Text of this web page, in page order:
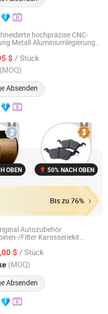
hochpräzise CNC-
Metall Aluminiumlegierung
$ / Stück
(MOQ)
Absenden
Seit 2021
OBEN 50% NACH OBEN
Bis zu 76%
Autozubehör
Filter Karosseriekit
Gold geschmiedete Felge
Tür Auto-/Fahrzeug
$ / Stück
(MOQ)
Absenden
Ltd
2023